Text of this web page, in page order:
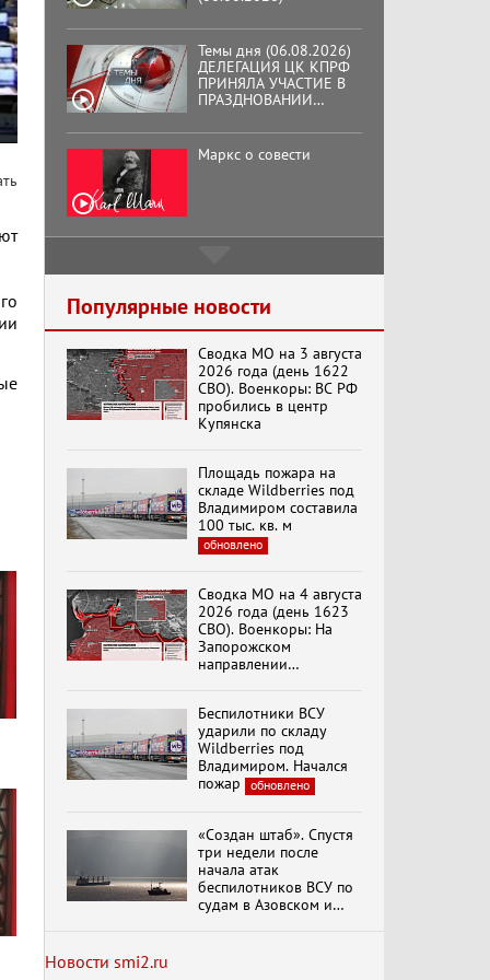
Темы дня (06.08.2026)
ДЕЛЕГАЦИЯ ЦК КПРФ
ПРИНЯЛА УЧАСТИЕ В
ПРАЗДНОВАНИИ
ТРЕТЬЕЙ ГОДОВЩИНЫ
ОСВОБОЖДЕНИЯ ОРЛА
ОТ НЕМЕЦКО-
Маркс о совести
кооператор
Хук слева:
«Додоговаривались...»
(11.06.2026)
Бренды Советской
эпохи "Гжель"
«Изменимся или
вымрем»
К ГРАЖДАНАМ
Г.А. Зюганова,
Председателя ЦК
КПРФ Руководителя
фракции КПРФ в
Государственной Думе
РФ (28.07.2026)
Документальный
фильм "Империализм и
Бить смелее!
В.Баранец, В.Дандыкин,
А.Матвийчук, К.Сивков
Популярные новости
Сводка МО на 3 августа
2026 года (день 1622
СВО). Военкоры: ВС РФ
пробились в центр
Купянска
Площадь пожара на
складе Wildberries под
Владимиром составила
100 тыс. кв. м
обновлено
Сводка МО на 4 августа
2026 года (день 1623
СВО). Военкоры: На
Запорожском
направлении
Степногорска
Беспилотники ВСУ
ударили по складу
Wildberries под
Владимиром. Начался
пожар
обновлено
«Создан штаб». Спустя
три недели после
начала атак
беспилотников ВСУ по
судам в Азовском и
Новости smi2.ru